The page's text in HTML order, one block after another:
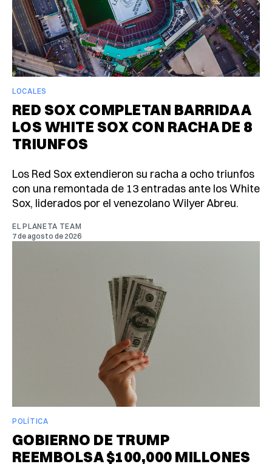
LOCALES
RED SOX COMPLETAN BARRIDA A
LOS WHITE SOX CON RACHA DE 8
TRIUNFOS
Los Red Sox extendieron su racha a ocho triunfos
con una remontada de 13 entradas ante los White
Sox, liderados por el venezolano Wilyer Abreu.
EL PLANETA TEAM
7 de agosto de 2026
POLÍTICA
GOBIERNO DE TRUMP
REEMBOLSA $100,000 MILLONES